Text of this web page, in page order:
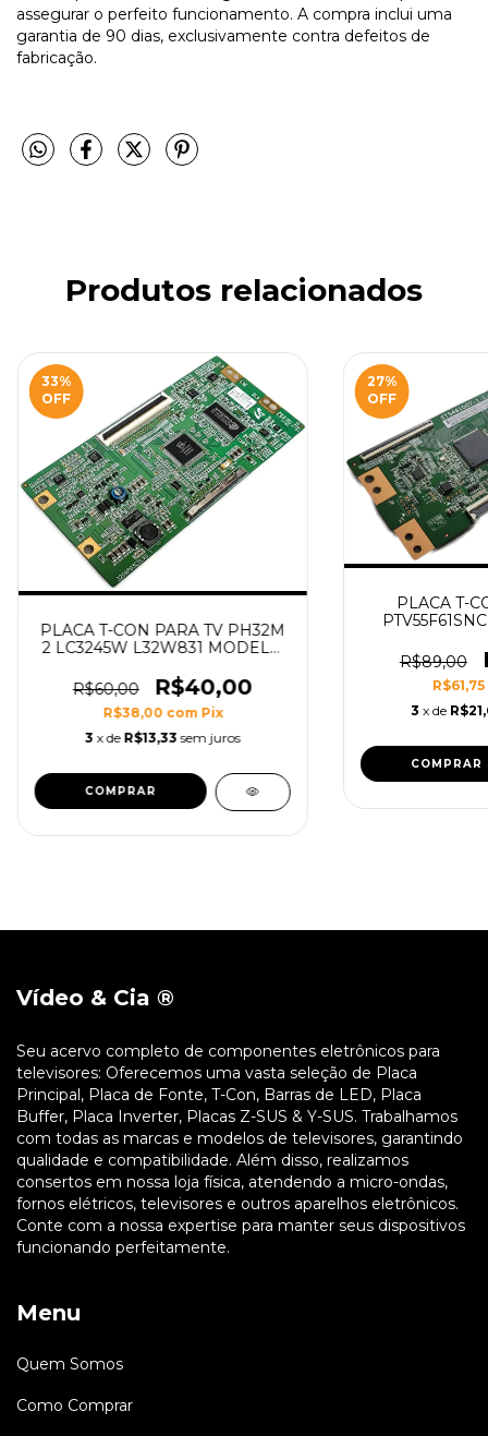
assegurar o perfeito funcionamento. A compra inclui uma
garantia de 90 dias, exclusivamente contra defeitos de
fabricação.
Produtos relacionados
33%
OFF
PLACA T-CON PARA TV PH32M
2 LC3245W L32W831 MODELO
R$60,00
R$40,00
R$38,00 com Pix
3 x de R$13,33 sem juros
27%
OFF
PLACA T-
R$89,00
R$61,75
3 x de
Vídeo & Cia ®
Seu acervo completo de componentes eletrônicos para
televisores: Oferecemos uma vasta seleção de Placa
Principal, Placa de Fonte, T-Con, Barras de LED, Placa
Buffer, Placa Inverter, Placas Z-SUS & Y-SUS. Trabalhamos
com todas as marcas e modelos de televisores, garantindo
qualidade e compatibilidade. Além disso, realizamos
consertos em nossa loja física, atendendo a micro-ondas,
fornos elétricos, televisores e outros aparelhos eletrônicos.
Conte com a nossa expertise para manter seus dispositivos
funcionando perfeitamente.
Menu
Quem Somos
Como Comprar